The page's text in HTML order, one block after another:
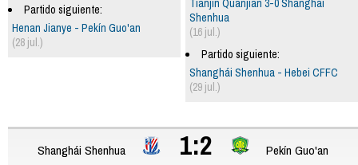
Tianjin Quanjian 3-0 Shanghái
Shenhua
(16 jul.)
Partido siguiente:
Shanghái Shenhua - Hebei CFFC
(29 jul.)
Partido siguiente:
Henan Jianye - Pekín Guo'an
(28 jul.)
Shanghái Shenhua 1:2
Pekín Guo'an